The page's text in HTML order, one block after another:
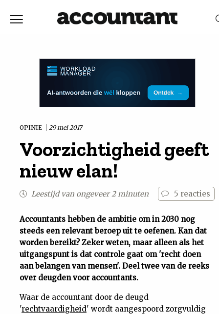
Vaktechniek
Achtergrond
Uit
Feiten
OPINIE 29 mei 2017
Voorzichtigheid geeft
nieuw elan!
Leestijd van ongeveer 2 minuten 5 reacties
Accountants hebben de ambitie om in 2030 nog
steeds een relevant beroep uit te oefenen. Kan dat
worden bereikt? Zeker weten, maar alleen als het
uitgangspunt is dat controle gaat om 'recht doen
aan belangen van mensen'. Deel twee van de reeks
over deugden voor accountants.
Waar de accountant door de deugd
'rechtvaardigheid' wordt aangespoord zorgvuldig